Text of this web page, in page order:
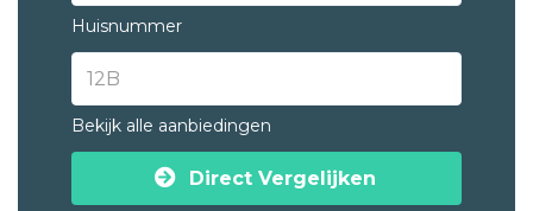
Huisnummer
Bekijk alle aanbiedingen
Direct Vergelijken